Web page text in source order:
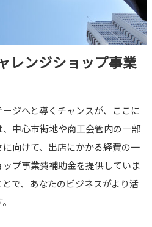
レンジショップ事業
ジへと導くチャンスが、ここに
中心市街地や商工会管内の一部
向けて、出店にかかる経費の一
プ事業費補助金を提供していま
で、あなたのビジネスがより活